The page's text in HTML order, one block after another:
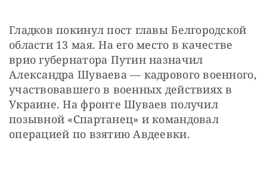
Гладков покинул пост главы Белгородской
области 13 мая. На его место в качестве
врио губернатора Путин назначил
Александра Шуваева — кадрового военного,
участвовавшего в военных действиях в
Украине. На фронте Шуваев получил
позывной «Спартанец» и командовал
операцией по взятию Авдеевки.